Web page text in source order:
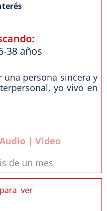
38 años
una persona sincera y
yo vivo en
| Video
de un mes